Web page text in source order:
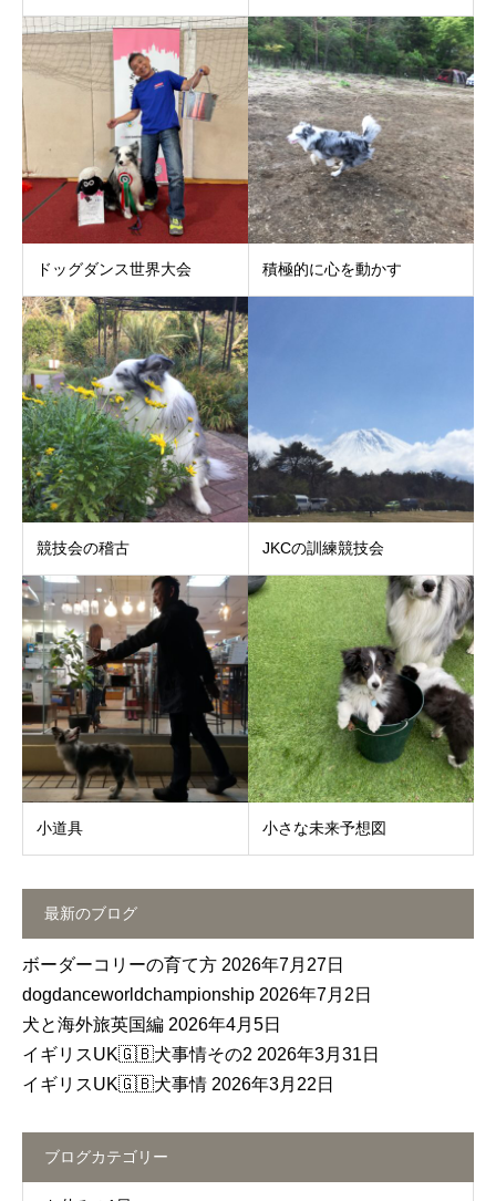
ドッグダンス世界大会 積極的に心を動かす
競技会の稽古 JKCの訓練競技会
小道具 小さな未来予想図
最新のブログ
ボーダーコリーの育て方 2026年7月27日
dogdanceworldchampionship 2026年7月2日
犬と海外旅英国編 2026年4月5日
イギリスUK🇬🇧犬事情その2 2026年3月31日
イギリスUK🇬🇧犬事情 2026年3月22日
ブログカテゴリー